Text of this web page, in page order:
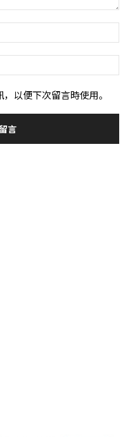
以便下次留言時使用。